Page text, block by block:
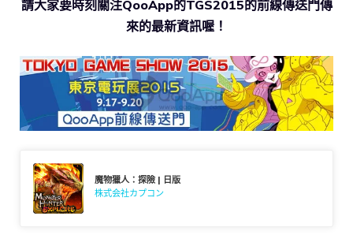
請大家要時刻關注QooApp的TGS2015的前線傳送門傳
來的最新資訊喔！
魔物獵人：探險 | 日版
株式会社カプコン